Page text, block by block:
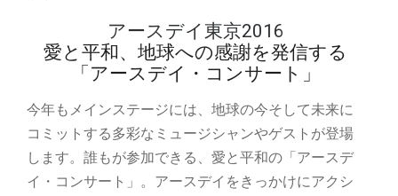
アースデイ東京2016
愛と平和、地球への感謝を発信する
「アースデイ・コンサート」
今年もメインステージには、地球の今そして未来に
コミットする多彩なミュージシャンやゲストが登場
します。誰もが参加できる、愛と平和の「アースデ
イ・コンサート」。アースデイをきっかけにアクシ